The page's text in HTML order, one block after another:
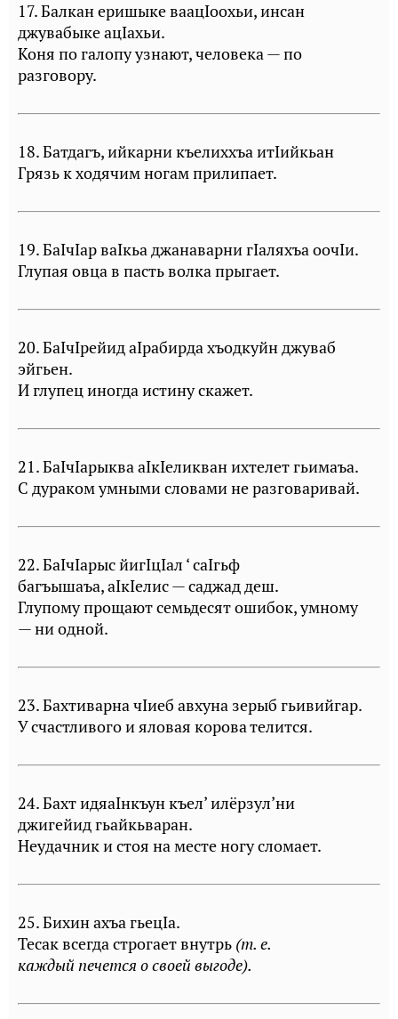
17. Балкан еришыке ваацIоохьи, инсан
джувабыке ацIахьи.
Коня по галопу узнают, человека — по
разговору.
18. Батдагъ, ийкарни къелиххъа итIийкьан
Грязь к ходячим ногам прилипает.
19. БаIчIар ваIкьа джанаварни гIаляхъа оочIи.
Глупая овца в пасть волка прыгает.
20. БаIчIрейид аIрабирда хъодкуйн джуваб
эйгьен.
И глупец иногда истину скажет.
21. БаIчIарыква аIкIеликван ихтелет гьимаъа.
С дураком умными словами не разговаривай.
22. БаIчIарыс йигIцIал ‘ саIгьф
багъышаъа, аIкIелис — саджад деш.
Глупому прощают семьдесят ошибок, умному
— ни одной.
23. Бахтиварна чIиеб авхуна зерыб гьивийгар.
У счастливого и яловая корова телится.
24. Бахт идяаIнкъун къел’ илёрзул’ни
джигейид гьайкьваран.
Неудачник и стоя на месте ногу сломает.
25. Бихин ахъа гьецIа.
Тесак всегда строгает внутрь (т. е.
каждый печется о своей выгоде).